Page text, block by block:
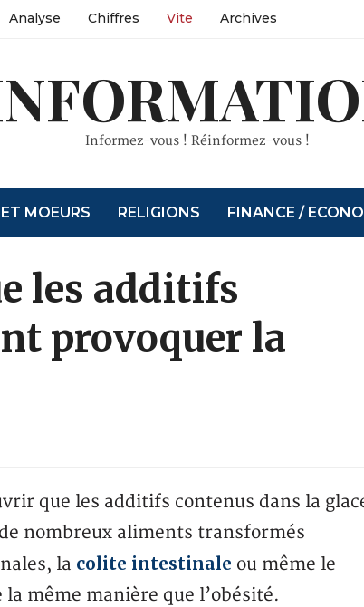
Analyse Chiffres Vite Archives
Informez-vous ! Réinformez-vous !
MOEURS RELIGIONS FINANCE /
les additifs
provoquer la
que les additifs contenus dans la
nombreux aliments transformés
la colite intestinale ou même le
même manière que l’obésité.